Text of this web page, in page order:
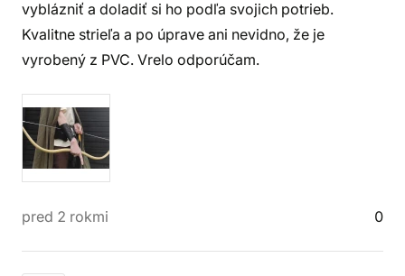
vyblázniť a doladiť si ho podľa svojich potrieb.
Kvalitne strieľa a po úprave ani nevidno, že je
vyrobený z PVC. Vrelo odporúčam.
pred 2 rokmi 0